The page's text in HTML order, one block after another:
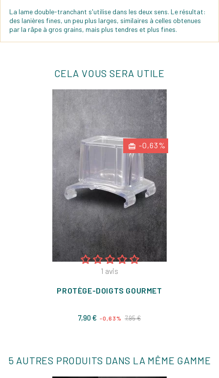
La lame double-tranchant s'utilise dans les deux sens. Le résultat:
des lanières fines, un peu plus larges, similaires à celles obtenues
par la râpe à gros grains, mais plus tendres et plus fines.
CELA VOUS SERA UTILE
-0,63%
1 avis
PROTÈGE-DOIGTS GOURMET
7,90 € Prix
-0,63% 7,95 €Prix
5 AUTRES PRODUITS DANS LA MÊME GAMME